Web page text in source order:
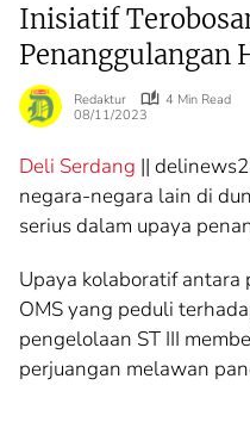
Inisiatif
Penanggulangan
Redaktur
4 Min Read
08/11/2023
Deli Serdang ||
negara-negara lain di
serius dalam upaya
Upaya kolaboratif antara
OMS yang peduli
pengelolaan ST III
perjuangan melawan